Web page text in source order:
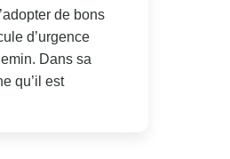
de bons
d’urgence
Dans sa
qu’il est